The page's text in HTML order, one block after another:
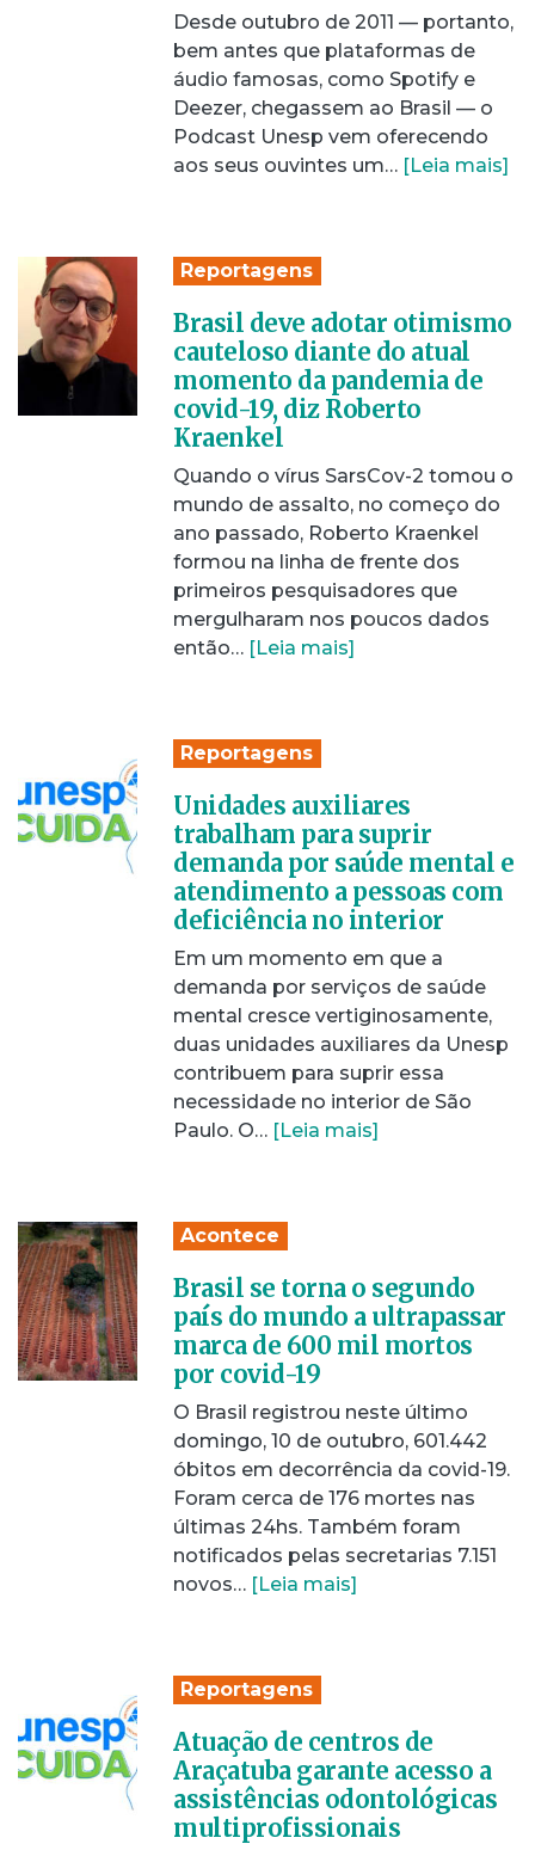
Desde outubro de 2011 — portanto,
bem antes que plataformas de
áudio famosas, como Spotify e
Deezer, chegassem ao Brasil — o
Podcast Unesp vem oferecendo
aos seus ouvintes um… [Leia mais]
Reportagens
Brasil deve adotar otimismo
cauteloso diante do atual
momento da pandemia de
covid-19, diz Roberto
Kraenkel
Quando o vírus SarsCov-2 tomou o
mundo de assalto, no começo do
ano passado, Roberto Kraenkel
formou na linha de frente dos
primeiros pesquisadores que
mergulharam nos poucos dados
então… [Leia mais]
Reportagens
Unidades auxiliares
trabalham para suprir
demanda por saúde mental e
atendimento a pessoas com
deficiência no interior
Em um momento em que a
demanda por serviços de saúde
mental cresce vertiginosamente,
duas unidades auxiliares da Unesp
contribuem para suprir essa
necessidade no interior de São
Paulo. O… [Leia mais]
Acontece
Brasil se torna o segundo
país do mundo a ultrapassar
marca de 600 mil mortos
por covid-19
O Brasil registrou neste último
domingo, 10 de outubro, 601.442
óbitos em decorrência da covid-19.
Foram cerca de 176 mortes nas
últimas 24hs. Também foram
notificados pelas secretarias 7.151
novos… [Leia mais]
Reportagens
Atuação de centros de
Araçatuba garante acesso a
assistências odontológicas
multiprofissionais